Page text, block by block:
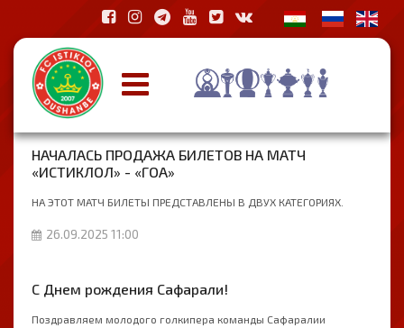
НАЧАЛАСЬ ПРОДАЖА БИЛЕТОВ НА МАТЧ
«ИСТИКЛОЛ» - «ГОА»
НА ЭТОТ МАТЧ БИЛЕТЫ ПРЕДСТАВЛЕНЫ В ДВУХ КАТЕГОРИЯХ.
26.09.2025 11:00
С Днем рождения Сафарали!
Поздравляем молодого голкипера команды Сафаралии